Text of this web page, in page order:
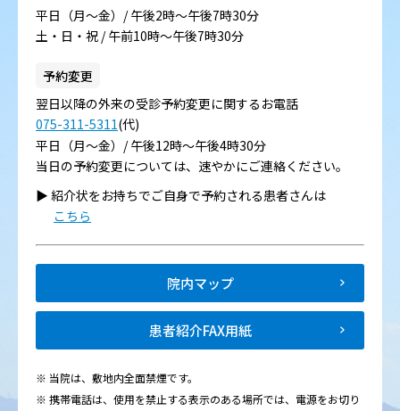
平日（月～金）/ 午後2時～午後7時30分
土・日・祝 / 午前10時～午後7時30分
予約変更
翌日以降の外来の受診予約変更に関するお電話
075-311-5311(代)
平日（月～金）/ 午後12時～午後4時30分
当日の予約変更については、速やかにご連絡ください。
▶︎ 紹介状をお持ちでご自身で予約される患者さんは
こちら
院内マップ
患者紹介FAX用紙
※ 当院は、敷地内全面禁煙です。
※ 携帯電話は、使用を禁止する表示のある場所では、電源をお切り